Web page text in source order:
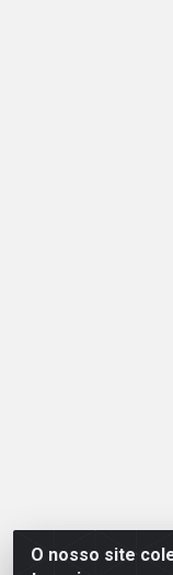
O nosso site
Linhavix